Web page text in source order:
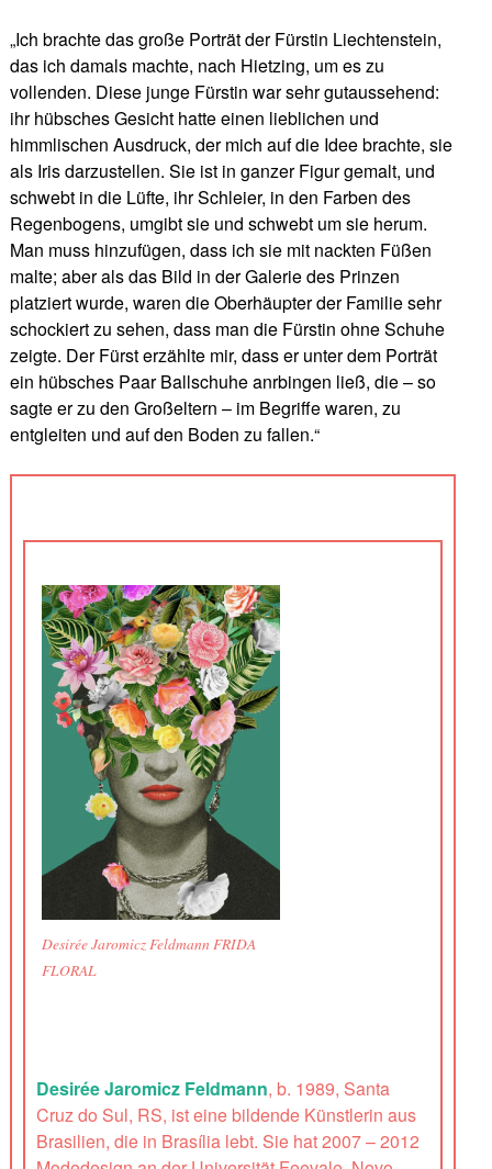
„Ich brachte das große Porträt der Fürstin Liechtenstein,
das ich damals machte, nach Hietzing, um es zu
vollenden. Diese junge Fürstin war sehr gutaussehend:
ihr hübsches Gesicht hatte einen lieblichen und
himmlischen Ausdruck, der mich auf die Idee brachte, sie
als Iris darzustellen. Sie ist in ganzer Figur gemalt, und
schwebt in die Lüfte, ihr Schleier, in den Farben des
Regenbogens, umgibt sie und schwebt um sie herum.
Man muss hinzufügen, dass ich sie mit nackten Füßen
malte; aber als das Bild in der Galerie des Prinzen
platziert wurde, waren die Oberhäupter der Familie sehr
schockiert zu sehen, dass man die Fürstin ohne Schuhe
zeigte. Der Fürst erzählte mir, dass er unter dem Porträt
ein hübsches Paar Ballschuhe anrbingen ließ, die – so
sagte er zu den Großeltern – im Begriffe waren, zu
entgleiten und auf den Boden zu fallen.“
Desirée Jaromicz Feldmann FRIDA
FLORAL
Desirée Jaromicz Feldmann, b. 1989, Santa
Cruz do Sul, RS, ist eine bildende Künstlerin aus
Brasilien, die in Brasília lebt. Sie hat 2007 – 2012